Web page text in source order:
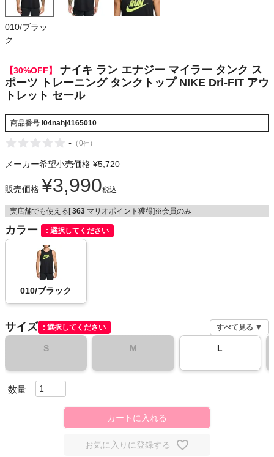
HOKA
メンズカジュアルウェア
メンズスポーツウェア
レディーススポーツウェア
スポーツシューズ
キャンプ・フェス
010/ブラッ
ク
【30%OFF】
ナイキ ラン エナジー マイラー タンク ス
ポーツ トレーニング タンクトップ NIKE Dri-FIT アウ
トレット セール
商品番号 i04nahj4165010
- （0件）
メーカー希望小売価格 ¥5,720
販売価格 ¥3,990税込
実店舗でも使える[ 363 マリオポイント獲得]※会員のみ
カラー 選択してください
010/ブラック
サイズ 選択してください すべて見る ▼
S M L
カートに入れる
お気に入りに登録する